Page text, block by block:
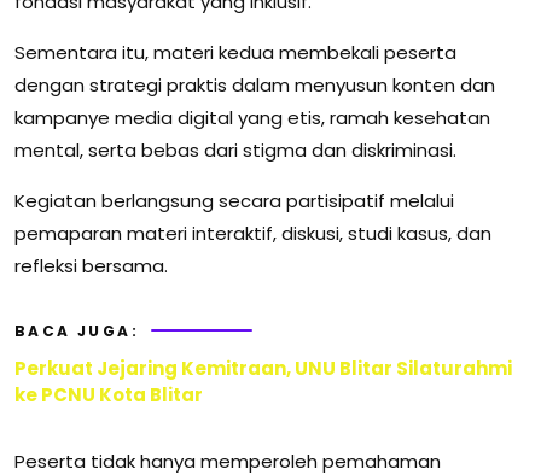
Sementara itu, materi kedua membekali peserta
dengan strategi praktis dalam menyusun konten dan
kampanye media digital yang etis, ramah kesehatan
mental, serta bebas dari stigma dan diskriminasi.
Kegiatan berlangsung secara partisipatif melalui
pemaparan materi interaktif, diskusi, studi kasus, dan
refleksi bersama.
BACA JUGA:
Perkuat Jejaring Kemitraan, UNU Blitar Silaturahmi
ke PCNU Kota Blitar
Peserta tidak hanya memperoleh pemahaman